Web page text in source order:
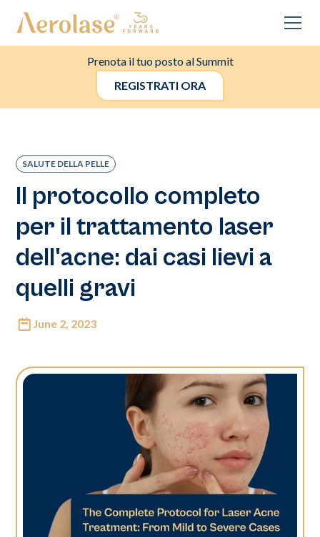
Prenota il tuo posto al Summit
REGISTRATI ORA
SALUTE DELLA PELLE
Il protocollo completo
per il trattamento laser
dell'acne: dai casi lievi a
quelli gravi
June 2, 2023